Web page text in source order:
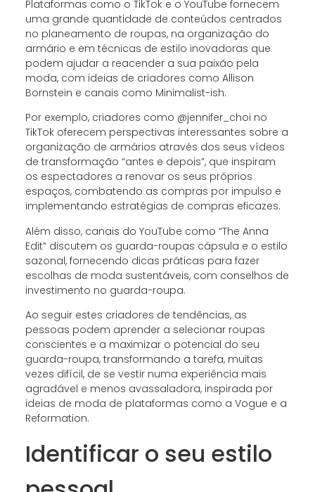
Plataformas como o TikTok e o YouTube fornecem
uma grande quantidade de conteúdos centrados
no planeamento de roupas, na organização do
armário e em técnicas de estilo inovadoras que
podem ajudar a reacender a sua paixão pela
moda, com ideias de criadores como Allison
Bornstein e canais como Minimalist-ish.
Por exemplo, criadores como @jennifer_choi no
TikTok oferecem perspectivas interessantes sobre a
organização de armários através dos seus vídeos
de transformação “antes e depois”, que inspiram
os espectadores a renovar os seus próprios
espaços, combatendo as compras por impulso e
implementando estratégias de compras eficazes.
Além disso, canais do YouTube como “The Anna
Edit” discutem os guarda-roupas cápsula e o estilo
sazonal, fornecendo dicas práticas para fazer
escolhas de moda sustentáveis, com conselhos de
investimento no guarda-roupa.
Ao seguir estes criadores de tendências, as
pessoas podem aprender a selecionar roupas
conscientes e a maximizar o potencial do seu
guarda-roupa, transformando a tarefa, muitas
vezes difícil, de se vestir numa experiência mais
agradável e menos avassaladora, inspirada por
ideias de moda de plataformas como a Vogue e a
Reformation.
Identificar o seu estilo